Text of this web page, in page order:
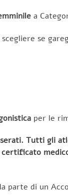
a
scegliere se
per le
Tutti gli
parte di un